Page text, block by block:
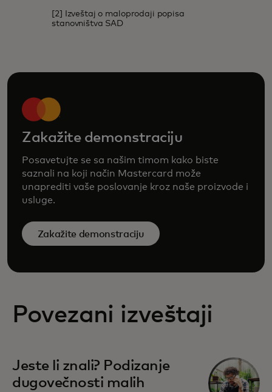
[2] Izveštaj o maloprodaji popisa
stanovništva SAD
Zakažite demonstraciju
Posavetujte se sa našim timom kako biste
saznali na koji način Mastercard može
unaprediti vaše poslovanje kroz naše proizvode i
usluge.
Zakažite demonstraciju
Povezani izveštaji
Jeste li znali? Podizanje
dugovečnosti malih